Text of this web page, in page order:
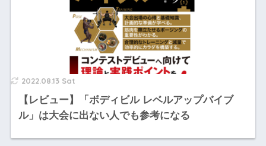
2022.08.13 Sat
【レビュー】「ボディビル レベルアップバイブ
ル」は大会に出ない人でも参考になる